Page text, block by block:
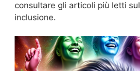
consultare gli articoli più letti
inclusione.